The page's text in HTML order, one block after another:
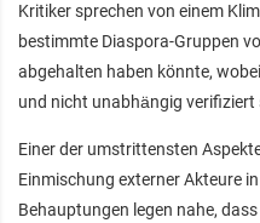
Kritiker sprechen von einem
bestimmte Diaspora-Gruppen
abgehalten haben könnte,
und nicht unabhängig verifiziert
Einer der umstrittensten
Einmischung externer Akteure
Behauptungen legen nahe,